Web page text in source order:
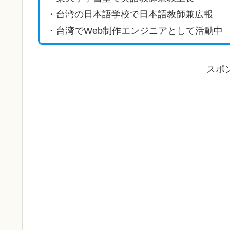
・台湾の日本語学校で日本語教師兼広報
・台湾でWeb制作エンジニアとして活動中
スポ